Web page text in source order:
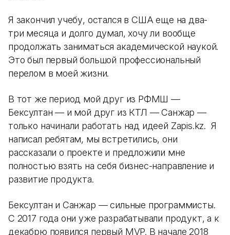
Я закончил учебу, остался в США еще на два-
три месяца и долго думал, хочу ли вообще
продолжать заниматься академической наукой.
Это был первый большой профессиональный
перелом в моей жизни.
В тот же период мой друг из РФМШ —
Бексултан — и мой друг из КТЛ — Санжар —
только начинали работать над идеей Zapis.kz. Я
написал ребятам, мы встретились, они
рассказали о проекте и предложили мне
полностью взять на себя бизнес-направление и
развитие продукта.
Бексултан и Санжар — сильные программисты.
С 2017 года они уже разрабатывали продукт, а к
декабрю появился первый MVP. В начале 2018